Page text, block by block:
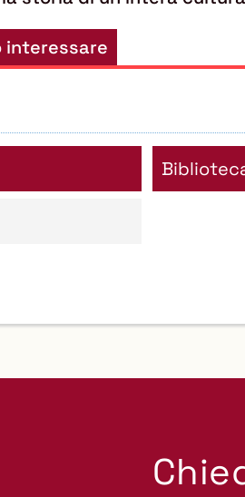
interessare